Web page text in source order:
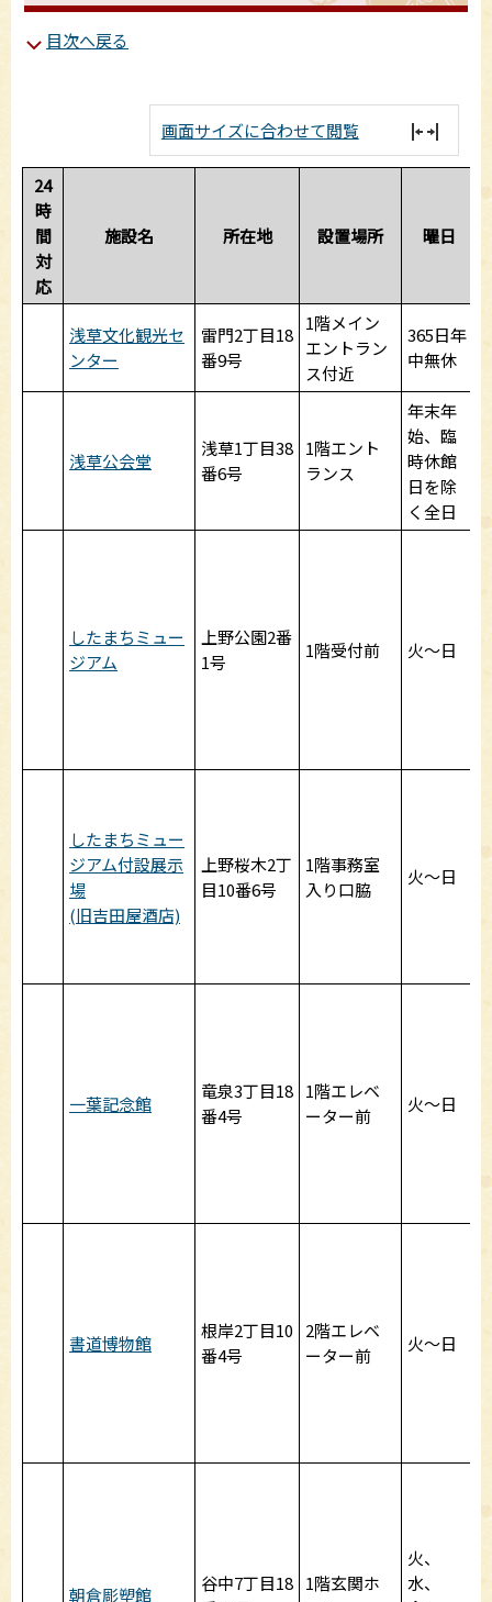
目次へ戻る
画面サイズに合わせて閲覧
24
時
間
対
応
施設名 所在地 設置場所 曜日
浅草文化観光セ
ンター
雷門2丁目18
番9号
1階メイン
エントラン
ス付近
365日年
中無休
浅草公会堂
浅草1丁目38
番6号
1階エント
ランス
年末年
始、臨
時休館
日を除
く全日
したまちミュー
ジアム
上野公園2番
1号
1階受付前 火～日
したまちミュー
ジアム付設展示
場
(旧吉田屋酒店)
上野桜木2丁
目10番6号
1階事務室
入り口脇
火～日
一葉記念館
竜泉3丁目18
番4号
1階エレベ
ーター前
火～日
書道博物館
根岸2丁目10
番4号
2階エレベ
ーター前
火～日
朝倉彫塑館
谷中7丁目18 1階玄関ホ
火、
水、